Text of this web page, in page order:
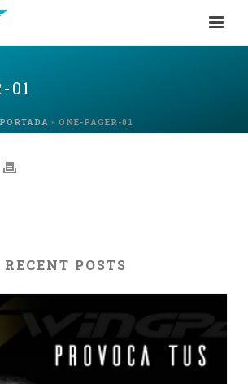
01
PORTADA » ONE-PAGER-01
RECENT POSTS